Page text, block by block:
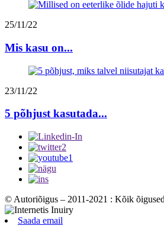
25/11/22
Mis kasu on...
23/11/22
5 põhjust kasutada...
© Autoriõigus – 2011-2021 : Kõik
Saada email